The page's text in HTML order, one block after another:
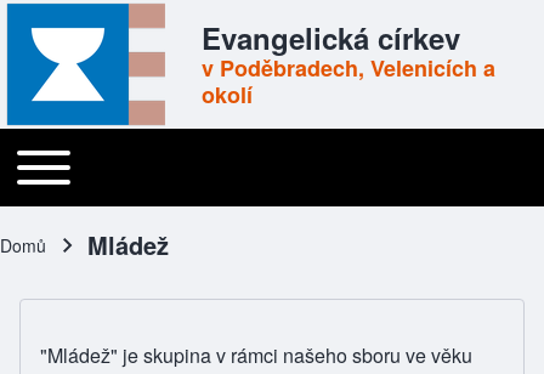
Evangelická církev
v Poděbradech, Velenicích a
okolí
Main navigation
Toggle main menu
Domů Mládež
"Mládež" je skupina v rámci našeho sboru ve věku